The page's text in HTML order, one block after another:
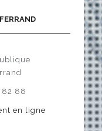
82 88
en ligne